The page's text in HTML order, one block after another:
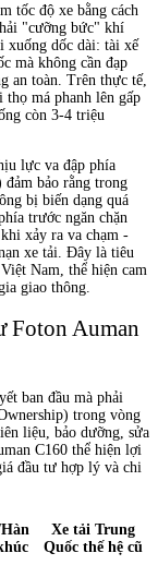
tốc độ xe bằng cách
"cưỡng bức" khí
dốc dài: tài xế
mà không cần đạp
an toàn. Trên thực tế,
má phanh lên gấp
còn 3-4 triệu
lực va đập phía
bảo rằng trong
bị biến dạng quá
trước ngăn chặn
xảy ra va chạm -
xe tải. Đây là tiêu
Nam, thể hiện cam
giao thông.
Foton Auman
ban đầu mà phải
trong vòng
liệu, bảo dưỡng, sửa
C160 thể hiện lợi
đầu tư hợp lý và chi
Xe tải Trung
Quốc thế hệ cũ